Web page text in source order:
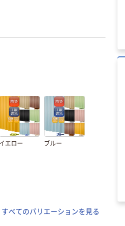
イエロー ブルー
すべてのバリエーションを見る